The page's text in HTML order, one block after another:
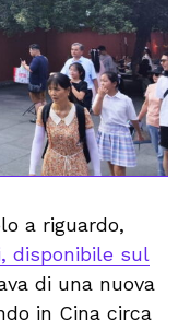
a riguardo,
disponibile sul
di una nuova
in Cina circa